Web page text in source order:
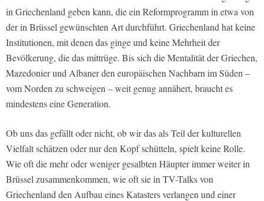
in Griechenland geben kann, die ein Reformprogramm in etwa von
der in Brüssel gewünschten Art durchführt. Griechenland hat keine
Institutionen, mit denen das ginge und keine Mehrheit der
Bevölkerung, die das mittrüge. Bis sich die Mentalität der Griechen,
Mazedonier und Albaner den europäischen Nachbarn im Süden –
vom Norden zu schweigen – weit genug annähert, braucht es
mindestens eine Generation.
Ob uns das gefällt oder nicht, ob wir das als Teil der kulturellen
Vielfalt schätzen oder nur den Kopf schütteln, spielt keine Rolle.
Wie oft die mehr oder weniger gesalbten Häupter immer weiter in
Brüssel zusammenkommen, wie oft sie in TV-Talks von
Griechenland den Aufbau eines Katasters verlangen und einer